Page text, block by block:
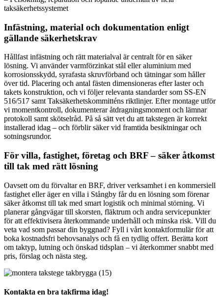
taksäkerhetssystemet
Infästning, material och dokumentation enligt
gällande säkerhetskrav
Hållfast infästning och rätt materialval är centralt för en säker
lösning. Vi använder varmförzinkat stål eller aluminium med
korrosionsskydd, syrafasta skruvförband och tätningar som håller
över tid. Placering och antal fästen dimensioneras efter laster och
takets konstruktion, och vi följer relevanta standarder som SS-EN
516/517 samt Taksäkerhetskommitténs riktlinjer. Efter montage utför
vi momentkontroll, dokumenterar åtdragningsmoment och lämnar
protokoll samt skötselråd. På så sätt vet du att takstegen är korrekt
installerad idag – och förblir säker vid framtida besiktningar och
sotningsrundor.
För villa, fastighet, företag och BRF – säker åtkomst
till tak med rätt lösning
Oavsett om du förvaltar en BRF, driver verksamhet i en kommersiell
fastighet eller äger en villa i Stångby får du en lösning som förenar
säker åtkomst till tak med smart logistik och minimal störning. Vi
planerar gångvägar till skorsten, fläktrum och andra servicepunkter
för att effektivisera återkommande underhåll och minska risk. Vill du
veta vad som passar din byggnad? Fyll i vårt kontaktformulär för att
boka kostnadsfri behovsanalys och få en tydlig offert. Berätta kort
om taktyp, lutning och önskad tidsplan – vi återkommer snabbt med
pris, förslag och nästa steg.
Kontakta en bra takfirma idag!